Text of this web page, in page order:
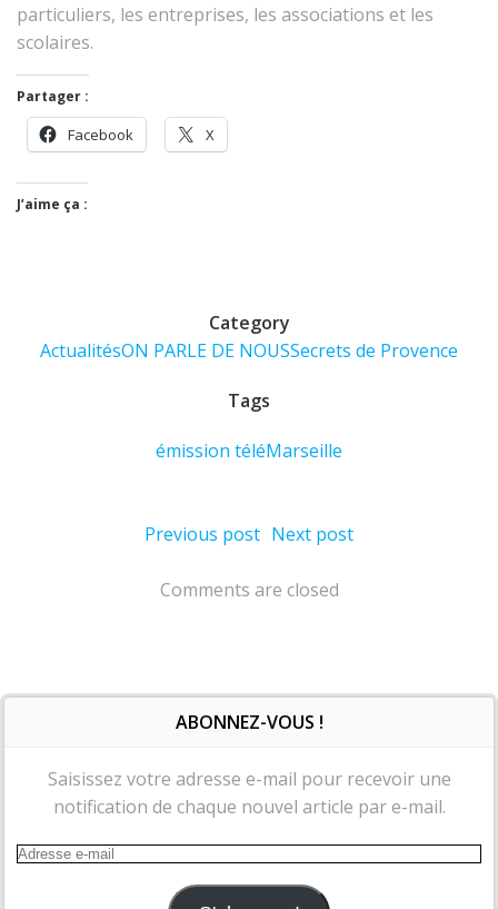
particuliers, les entreprises, les associations et les
scolaires.
Partager :
Facebook X
J’aime ça :
Category
ActualitésON PARLE DE NOUSSecrets de Provence
Tags
émission téléMarseille
Post
navigation
Previous post Post
navigation
Next post
Comments are closed
ABONNEZ-VOUS !
Saisissez votre adresse e-mail pour recevoir une
notification de chaque nouvel article par e-mail.
Adresse